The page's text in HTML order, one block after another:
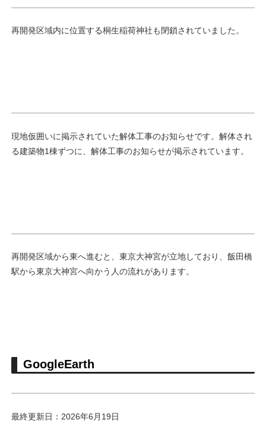
再開発区域内に位置する桐生稲荷神社も閉鎖されていました。
現地仮囲いに掲示されていた解体工事のお知らせです。解体され
る建築物1棟ずつに、解体工事のお知らせが掲示されています。
再開発区域から東へ進むと、東京大神宮が立地しており、飯田橋
駅から東京大神宮へ向かう人の流れがあります。
GoogleEarth
最終更新日：2026年6月19日